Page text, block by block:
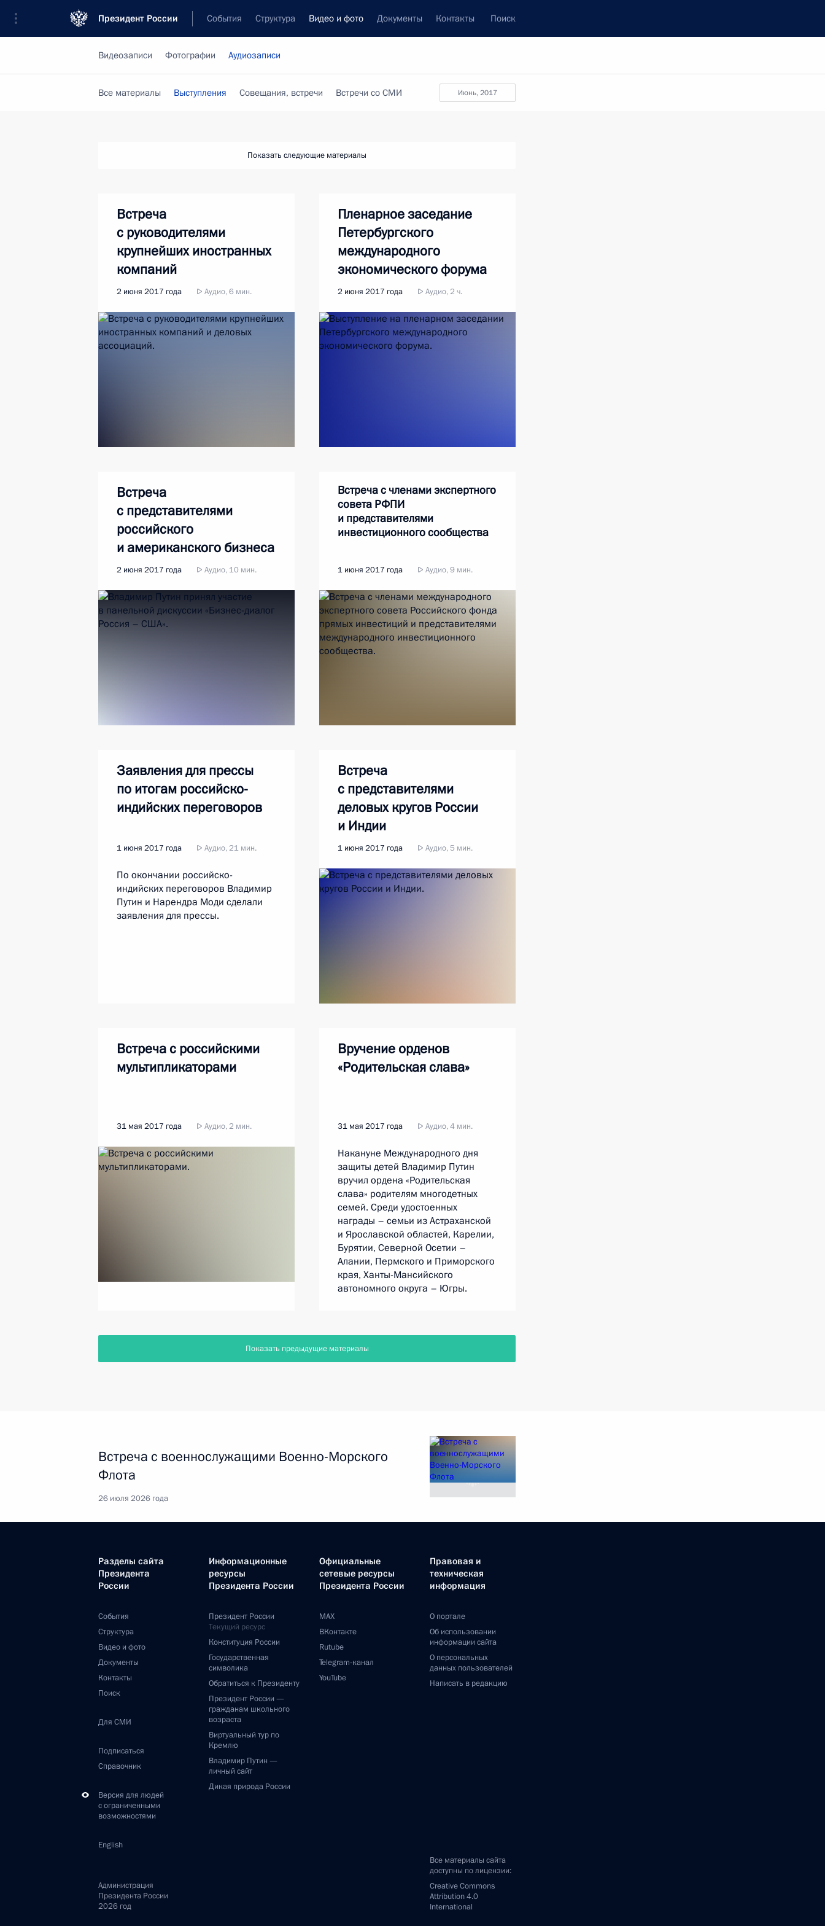
Президент России События Структура Видео и фото Документы Контакты Поиск
Видеозаписи Фотографии Аудиозаписи
июнь, 2017
Все материалы Выступления Совещания, встречи Встречи со СМИ
Показать следующие материалы
Встреча
с руководителями
крупнейших иностранных
компаний
2 июня 2017 года Аудио, 6 мин.
Пленарное заседание
Петербургского
международного
экономического форума
2 июня 2017 года Аудио, 2 ч.
Встреча
с представителями
российского
и американского бизнеса
2 июня 2017 года Аудио, 10 мин.
Встреча с членами экспертного
совета РФПИ
и представителями
инвестиционного сообщества
1 июня 2017 года Аудио, 9 мин.
Заявления для прессы
по итогам российско-
индийских переговоров
1 июня 2017 года Аудио, 21 мин.
По окончании российско-
индийских переговоров Владимир
Путин и Нарендра Моди сделали
заявления для прессы.
Встреча
с представителями
деловых кругов России
и Индии
1 июня 2017 года Аудио, 5 мин.
Встреча с российскими
мультипликаторами
31 мая 2017 года Аудио, 2 мин.
Вручение орденов
«Родительская слава»
31 мая 2017 года Аудио, 4 мин.
Накануне Международного дня
защиты детей Владимир Путин
вручил ордена «Родительская
слава» родителям многодетных
семей. Среди удостоенных
награды – семьи из Астраханской
и Ярославской областей, Карелии,
Бурятии, Северной Осетии –
Алании, Пермского и Приморского
края, Ханты-Мансийского
автономного округа – Югры.
Показать предыдущие материалы
Встреча с военнослужащими Военно-Морского
Флота
26 июля 2026 года
Разделы сайта
Президента
России
События
Структура
Видео и фото
Документы
Контакты
Поиск
Для СМИ
Подписаться
Справочник
Версия для людей
с ограниченными
возможностями
English
Информационные
ресурсы
Президента России
Президент России
Текущий ресурс
Конституция России
Государственная
символика
Обратиться к Президенту
Президент России —
гражданам школьного
возраста
Виртуальный тур по
Кремлю
Владимир Путин —
личный сайт
Дикая природа России
Официальные
сетевые ресурсы
Президента России
MAX
ВКонтакте
Rutube
Telegram-канал
YouTube
Правовая и
техническая
информация
О портале
Об использовании
информации сайта
О персональных
данных пользователей
Написать в редакцию
Все материалы сайта
доступны по лицензии:
Creative Commons
Attribution 4.0
International
Администрация
Президента России
2026 год